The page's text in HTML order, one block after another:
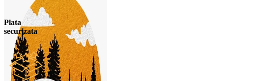
Plata
securizata